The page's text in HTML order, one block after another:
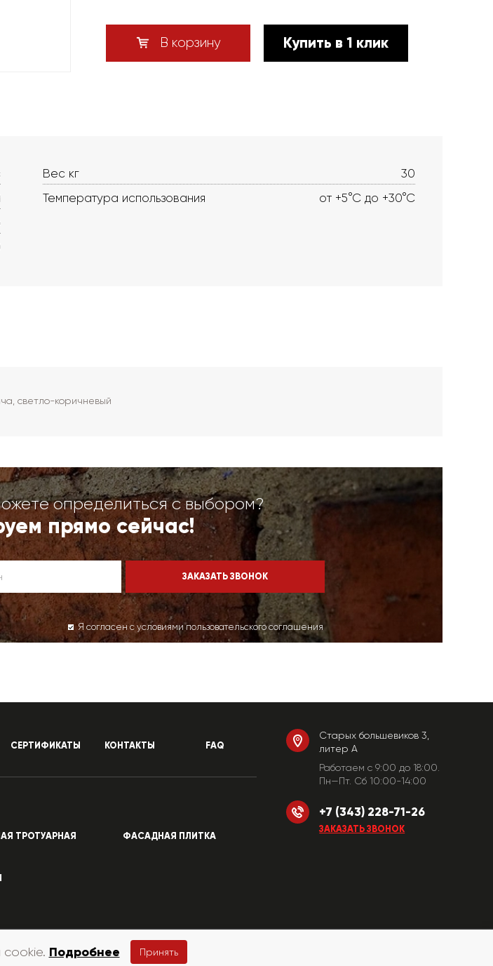
В корзину Купить в 1 клик
Вес кг
30
Температура использования
от +5°С до +30°С
светло-коричневый
определиться с выбором?
прямо сейчас!
Я согласен с условиями пользовательского соглашения
СЕРТИФИКАТЫ КОНТАКТЫ FAQ
ТРОТУАРНАЯ
ФАСАДНАЯ ПЛИТКА
Старых большевиков 3,
литер А
Работаем c 9:00 до 18:00.
Пн—Пт. Сб 10:00-14:00
+7 (343) 228-71-26
ЗАКАЗАТЬ ЗВОНОК
cookie. Подробнее Принять